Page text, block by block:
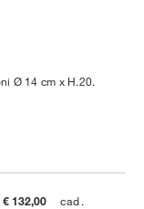
Ø 14 cm x H.20.
€ 132,00 cad.